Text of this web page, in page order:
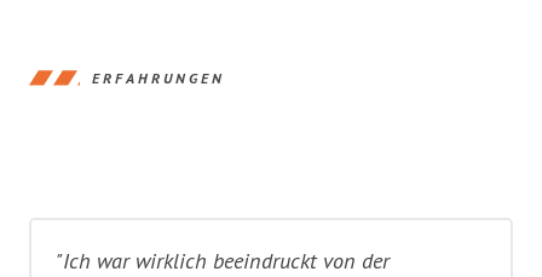
ERFAHRUNGEN
"Ich war wirklich beeindruckt von der